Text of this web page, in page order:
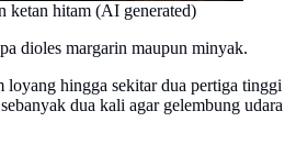
ketan hitam (AI generated)
dioles margarin maupun minyak.
loyang hingga sekitar dua pertiga tinggi
dua kali agar gelembung udara